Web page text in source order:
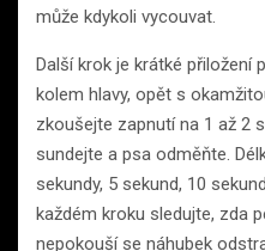
může kdykoli vycouvat.
Další krok je krátké přiložení
kolem hlavy, opět s
zkoušejte zapnutí na 1 až 2
sundejte a psa odměňte.
sekundy, 5 sekund, 10
každém kroku sledujte, zda
nepokouší se náhubek